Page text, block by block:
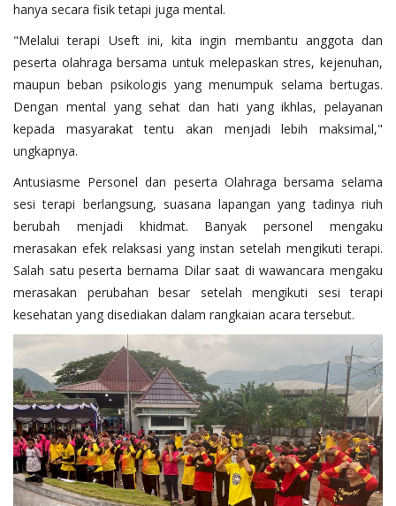
hanya secara fisik tetapi juga mental.
​"Melalui terapi Useft ini, kita ingin membantu anggota dan
peserta olahraga bersama untuk melepaskan stres, kejenuhan,
maupun beban psikologis yang menumpuk selama bertugas.
Dengan mental yang sehat dan hati yang ikhlas, pelayanan
kepada masyarakat tentu akan menjadi lebih maksimal,"
ungkapnya.
​Antusiasme Personel dan peserta Olahraga bersama selama
sesi terapi berlangsung, suasana lapangan yang tadinya riuh
berubah menjadi khidmat. Banyak personel mengaku
merasakan efek relaksasi yang instan setelah mengikuti terapi.
Salah satu peserta bernama Dilar saat di wawancara mengaku
merasakan perubahan besar setelah mengikuti sesi terapi
kesehatan yang disediakan dalam rangkaian acara tersebut.